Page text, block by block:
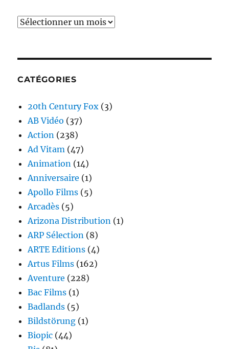
Archives
CATÉGORIES
20th Century Fox (3)
AB Vidéo (37)
Action (238)
Ad Vitam (47)
Animation (14)
Anniversaire (1)
Apollo Films (5)
Arcadès (5)
Arizona Distribution (1)
ARP Sélection (8)
ARTE Editions (4)
Artus Films (162)
Aventure (228)
Bac Films (1)
Badlands (5)
Bildstörung (1)
Biopic (44)